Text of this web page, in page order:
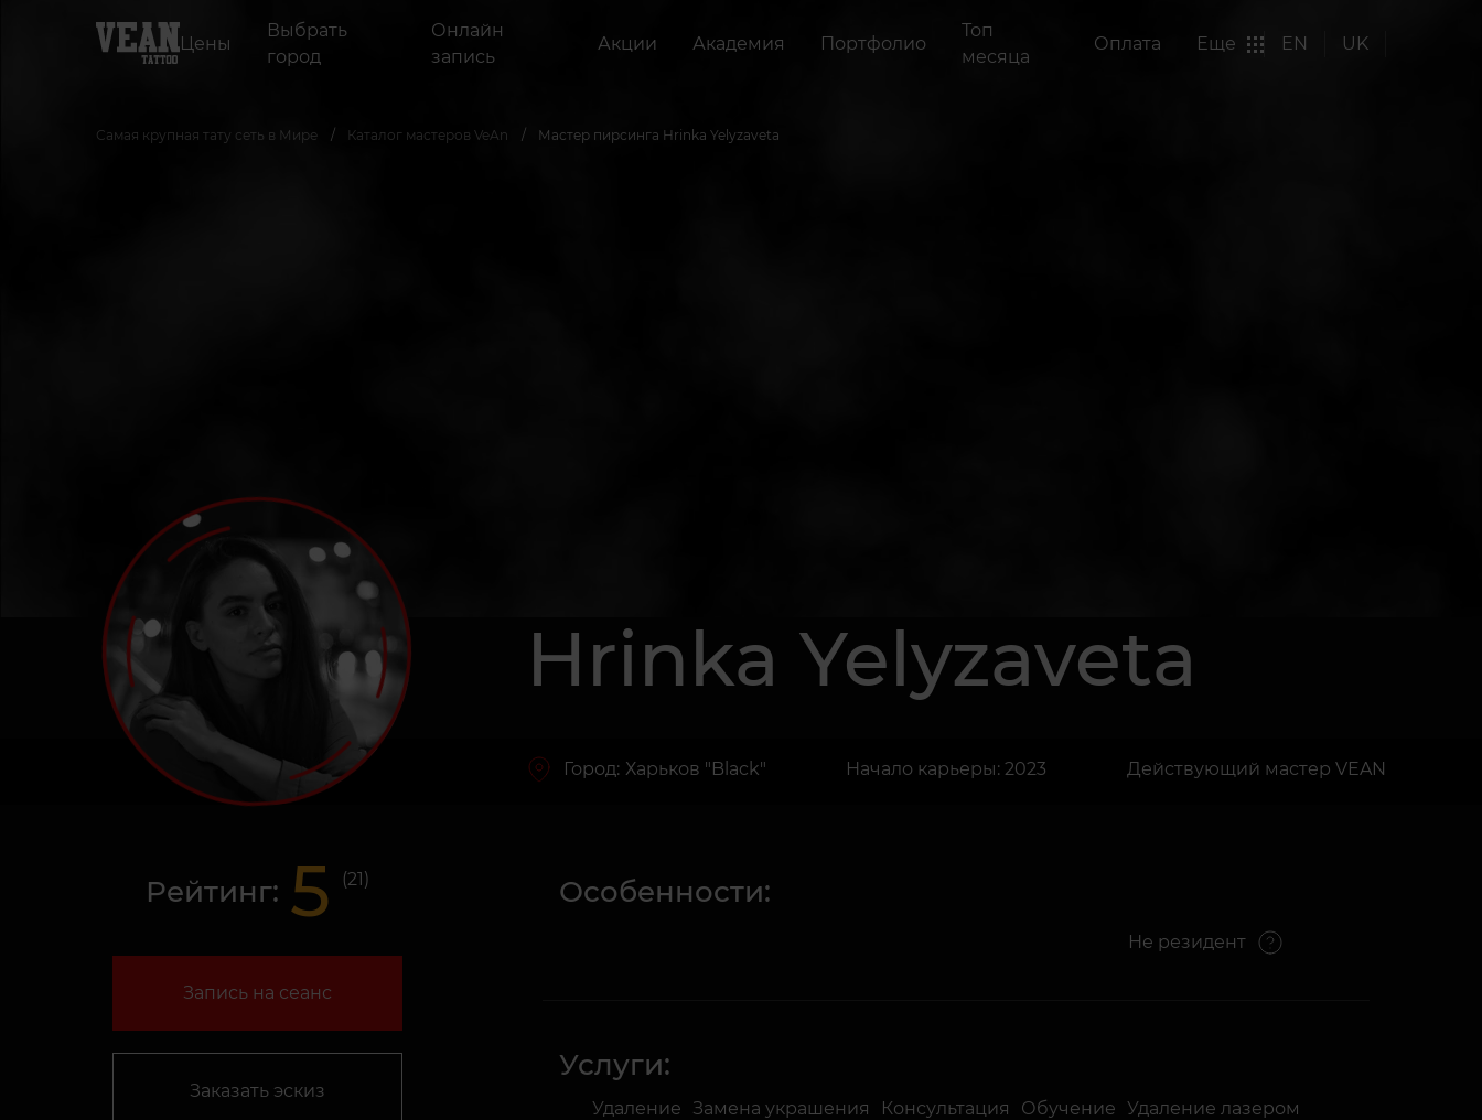
Цены
Выбрать
город
Онлайн
запись
Акции Академия Портфолио
Топ
месяца
Оплата Еще EN UK
Самая крупная тату сеть в Мире Каталог мастеров VeAn Мастер пирсинга Hrinka Yelyzaveta
Hrinka Yelyzaveta
Город: Харьков "Black" Начало карьеры: 2023 Действующий мастер VEAN
Рейтинг: 5 (21)
Запись на сеанс
Заказать эскиз
Особенности:
Не резидент
Услуги:
Удаление Замена украшения Консультация Обучение
Удаление лазером